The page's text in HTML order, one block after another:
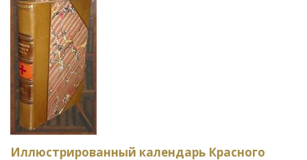
Иллюстрированный календарь Красного